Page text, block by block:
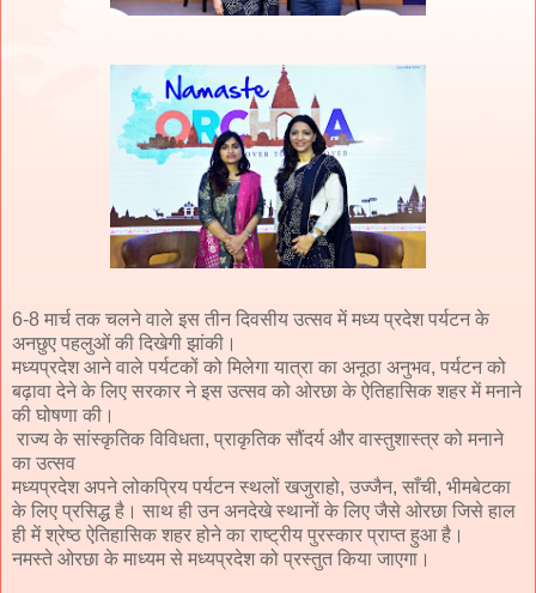
6-8 मार्च तक चलने वाले इस तीन दिवसीय उत्सव में मध्य प्रदेश पर्यटन के
अनछुए पहलुओं की दिखेगी झांकी।
मध्यप्रदेश आने वाले पर्यटकों को मिलेगा यात्रा का अनूठा अनुभव, पर्यटन को
बढ़ावा देने के लिए सरकार ने इस उत्सव को ओरछा के ऐतिहासिक शहर में मनाने
की घोषणा की।
राज्य के सांस्कृतिक विविधता, प्राकृतिक सौंदर्य और वास्तुशास्त्र को मनाने
का उत्सव
मध्यप्रदेश अपने लोकप्रिय पर्यटन स्थलों खजुराहो, उज्जैन, साँची, भीमबेटका
के लिए प्रसिद्ध है। साथ ही उन अनदेखे स्थानों के लिए जैसे ओरछा जिसे हाल
ही में श्रेष्ठ ऐतिहासिक शहर होने का राष्ट्रीय पुरस्कार प्राप्त हुआ है।
नमस्ते ओरछा के माध्यम से मध्यप्रदेश को प्रस्तुत किया जाएगा।